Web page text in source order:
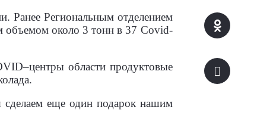
Ранее Региональным отделением
объемом около 3 тонн в 37 Covid-
области продуктовые
еще один подарок нашим